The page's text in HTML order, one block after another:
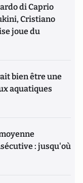
di Caprio
Cristiano
joue du
bien être une
aquatiques
: jusqu'où